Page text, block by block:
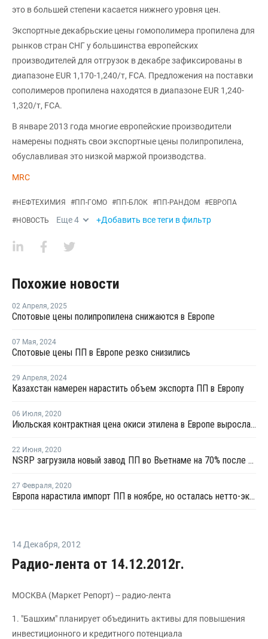
это в большей степени касается нижнего уровня цен.
Экспортные декабрьские цены гомополимера пропилена для
рынков стран СНГ у большинства европейских
производителей для отгрузок в декабре зафиксированы в
диапазоне EUR 1,170-1,240/т, FCA. Предложения на поставки
сополимеров пропилена находятся в диапазоне EUR 1,240-
1,320/т, FCA.
В январе 2013 года многие европейские производители
намерены поднять свои экспортные цены полипропилена,
обуславливая это низкой маржой производства.
MRC
#НЕФТЕХИМИЯ #ПП-ГОМО #ПП-БЛОК #ПП-РАНДОМ #ЕВРОПА
#НОВОСТЬ Еще4 +Добавить все теги в фильтр
Похожие новости
02 Апреля, 2025
Спотовые цены полипропилена снижаются в Европе
07 Мая, 2024
Спотовые цены ПП в Европе резко снизились
29 Апреля, 2024
Казахстан намерен нарастить объем экспорта ПП в Европу
06 Июля, 2020
Июльская контрактная цена окиси этилена в Европе выросла на EUR69 за тонну
22 Июня, 2020
NSRP загрузила новый завод ПП во Вьетнаме на 70% после замены катализатора
27 Февраля, 2020
Европа нарастила импорт ПП в ноябре, но осталась нетто-экспортером материала
14 Декабря, 2012
Радио-лента от 14.12.2012г.
МОСКВА (Маркет Репорт) -- радио-лента
1. "Башхим" планирует объединить активы для повышения
инвестиционного и кредитного потенциала